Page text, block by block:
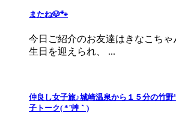
またね🐶🐾
今日ご紹介のお友達はきなこちゃ
生日を迎えられ、 ...
仲良し女子旅♪城崎温泉から１５分の竹
子トーク( *´艸｀)